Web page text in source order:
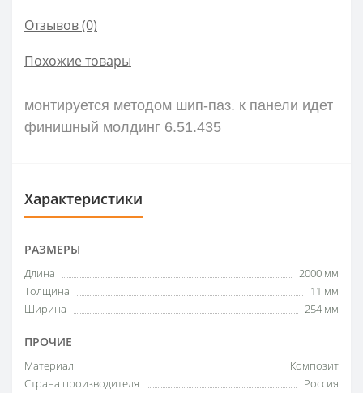
Отзывов (0)
Похожие товары
монтируется методом шип-паз. к панели идет
финишный молдинг 6.51.435
Характеристики
РАЗМЕРЫ
Длина
2000 мм
Толщина
11 мм
Ширина
254 мм
ПРОЧИЕ
Материал
Композит
Страна производителя
Россия